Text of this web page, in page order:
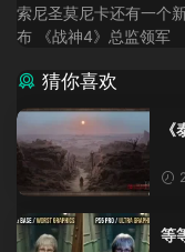
索尼圣莫尼卡还有一个
布 《战神4》总监领军
猜你喜欢
等